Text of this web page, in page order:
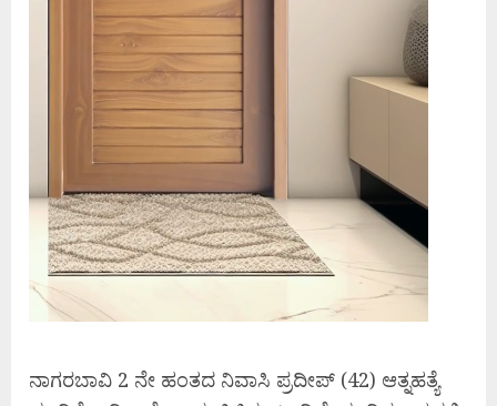
ನಾಗರಬಾವಿ 2 ನೇ ಹಂತದ ನಿವಾಸಿ ಪ್ರದೀಪ್ (42) ಆತ್ನಹತ್ಯೆ